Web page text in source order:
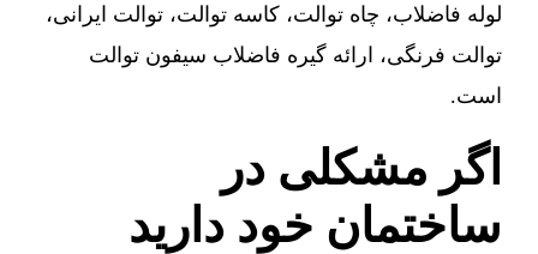
لوله فاضلاب، چاه توالت، کاسه توالت، توالت ایرانی،
توالت فرنگی، ارائه گیره فاضلاب سیفون توالت
است.
اگر مشکلی در
ساختمان خود دارید